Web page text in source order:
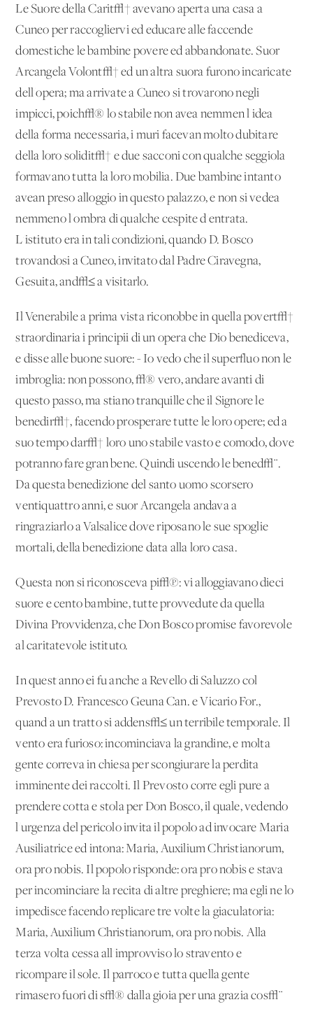
Le Suore della Carit√† avevano aperta una casa a
Cuneo per raccogliervi ed educare alle faccende
domestiche le bambine povere ed abbandonate. Suor
Arcangela Volont√† ed un'altra suora furono incaricate
dell'opera; ma arrivate a Cuneo si trovarono negli
impicci, poich√® lo stabile non avea nemmen l'idea
della forma necessaria, i muri facevan molto dubitare
della loro solidit√† e due sacconi con qualche seggiola
formavano tutta la loro mobilia. Due bambine intanto
avean preso alloggio in questo palazzo, e non si vedea
nemmeno l'ombra di qualche cespite d'entrata.
L'istituto era in tali condizioni, quando D. Bosco
trovandosi a Cuneo, invitato dal Padre Ciravegna,
Gesuita, and√≤ a visitarlo.
Il Venerabile a prima vista riconobbe in quella povert√†
straordinaria i principii di un'opera che Dio benediceva,
e disse alle buone suore: - Io vedo che il superfluo non le
imbroglia: non possono, √® vero, andare avanti di
questo passo, ma stiano tranquille che il Signore le
benedir√†, facendo prosperare tutte le loro opere; ed a
suo tempo dar√† loro uno stabile vasto e comodo, dove
potranno fare gran bene. Quindi uscendo le bened√¨.
Da questa benedizione del santo uomo scorsero
ventiquattro anni, e suor Arcangela andava a
ringraziarlo a Valsalice dove riposano le sue spoglie
mortali, della benedizione data alla loro casa.
Questa non si riconosceva pi√π: vi alloggiavano dieci
suore e cento bambine, tutte provvedute da quella
Divina Provvidenza, che Don Bosco promise favorevole
al caritatevole istituto.
In quest'anno ei fu anche a Revello di Saluzzo col
Prevosto D. Francesco Geuna Can. e Vicario For.,
quand'a un tratto si addens√≤ un terribile temporale. Il
vento era furioso: incominciava la grandine, e molta
gente correva in chiesa per scongiurare la perdita
imminente dei raccolti. Il Prevosto corre egli pure a
prendere cotta e stola per Don Bosco, il quale, vedendo
l'urgenza del pericolo invita il popolo ad invocare Maria
Ausiliatrice ed intona: Maria, Auxilium Christianorum,
ora pro nobis. Il popolo risponde: ora pro nobis e stava
per incominciare la recita di altre preghiere; ma egli ne lo
impedisce facendo replicare tre volte la giaculatoria:
Maria, Auxilium Christianorum, ora pro nobis. Alla
terza volta cessa all'improvviso lo stravento e
ricompare il sole. Il parroco e tutta quella gente
rimasero fuori di s√® dalla gioia per una grazia cos√¨